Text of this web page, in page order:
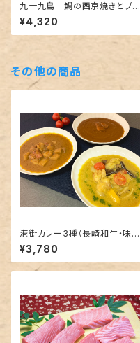
九十九島 鯛の西京焼きとブリ
の照焼き
¥4,320
その他の商品
港街カレー3種（長崎和牛・味菜
自然豚・世知原茶）
¥3,780